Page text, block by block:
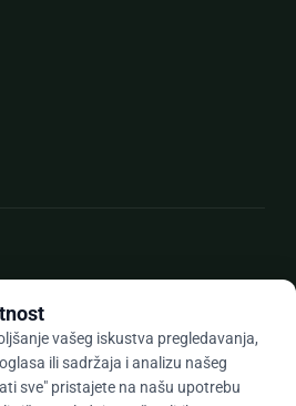
vašeg iskustva pregledavanja,
ili sadržaja i analizu našeg
sve" pristajete na našu upotrebu